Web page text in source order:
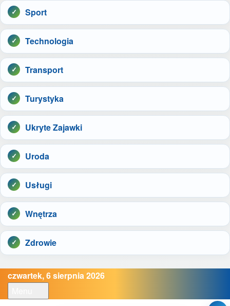
Sport
Technologia
Transport
Turystyka
Ukryte Zajawki
Uroda
Usługi
Wnętrza
Zdrowie
czwartek, 6 sierpnia 2026